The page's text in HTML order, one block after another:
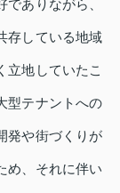
ありながら、
存している地域
立地していたこ
型テナントへの
発や街づくりが
め、それに伴い